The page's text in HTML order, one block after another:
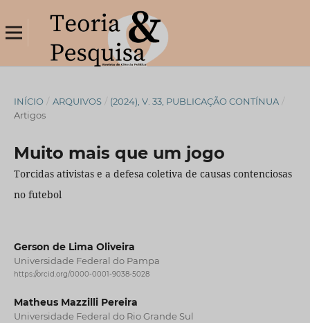
INÍCIO / ARQUIVOS / (2024), V. 33, PUBLICAÇÃO CONTÍNUA /
Artigos
Muito mais que um jogo
Torcidas ativistas e a defesa coletiva de causas contenciosas
no futebol
Gerson de Lima Oliveira
Universidade Federal do Pampa
https://orcid.org/0000-0001-9038-5028
Matheus Mazzilli Pereira
Universidade Federal do Rio Grande Sul